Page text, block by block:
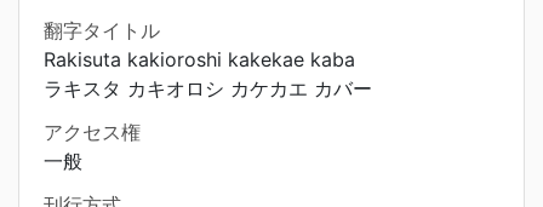
翻字タイトル
Rakisuta kakioroshi kakekae kaba
ラキスタ カキオロシ カケカエ カバー
アクセス権
一般